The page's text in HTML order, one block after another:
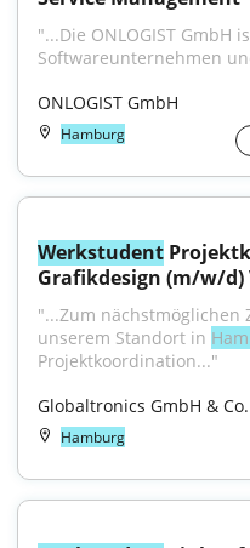
"...Die ONLOGIST GmbH
Softwareunternehmen
ONLOGIST GmbH
Hamburg
Werkstudent
Grafikdesign (m/w/d)
"...Zum nächstmöglichen
unserem Standort in
Projektkoordination..."
Globaltronics GmbH &
Hamburg